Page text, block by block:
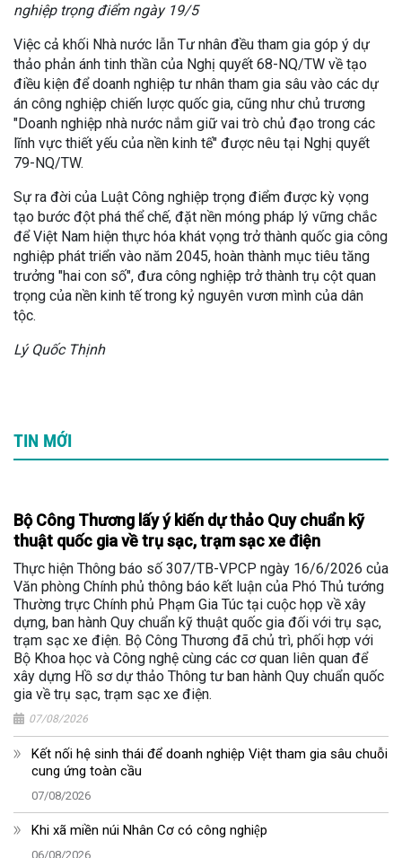
nghiệp trọng điểm ngày 19/5
Việc cả khối Nhà nước lẫn Tư nhân đều tham gia góp ý dự
thảo phản ánh tinh thần của Nghị quyết 68-NQ/TW về tạo
điều kiện để doanh nghiệp tư nhân tham gia sâu vào các dự
án công nghiệp chiến lược quốc gia, cũng như chủ trương
"Doanh nghiệp nhà nước nắm giữ vai trò chủ đạo trong các
lĩnh vực thiết yếu của nền kinh tế" được nêu tại Nghị quyết
79-NQ/TW.
Sự ra đời của Luật Công nghiệp trọng điểm được kỳ vọng
tạo bước đột phá thể chế, đặt nền móng pháp lý vững chắc
để Việt Nam hiện thực hóa khát vọng trở thành quốc gia công
nghiệp phát triển vào năm 2045, hoàn thành mục tiêu tăng
trưởng "hai con số", đưa công nghiệp trở thành trụ cột quan
trọng của nền kinh tế trong kỷ nguyên vươn mình của dân
tộc.
Lý Quốc Thịnh
TIN MỚI
Bộ Công Thương lấy ý kiến dự thảo Quy chuẩn kỹ
thuật quốc gia về trụ sạc, trạm sạc xe điện
Thực hiện Thông báo số 307/TB-VPCP ngày 16/6/2026 của
Văn phòng Chính phủ thông báo kết luận của Phó Thủ tướng
Thường trực Chính phủ Phạm Gia Túc tại cuộc họp về xây
dựng, ban hành Quy chuẩn kỹ thuật quốc gia đối với trụ sạc,
trạm sạc xe điện. Bộ Công Thương đã chủ trì, phối hợp với
Bộ Khoa học và Công nghệ cùng các cơ quan liên quan để
xây dựng Hồ sơ dự thảo Thông tư ban hành Quy chuẩn quốc
gia về trụ sạc, trạm sạc xe điện.
07/08/2026
Kết nối hệ sinh thái để doanh nghiệp Việt tham gia sâu chuỗi
cung ứng toàn cầu
07/08/2026
Khi xã miền núi Nhân Cơ có công nghiệp
06/08/2026